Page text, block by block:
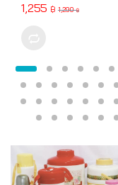
1,255 ฿ 1,290฿